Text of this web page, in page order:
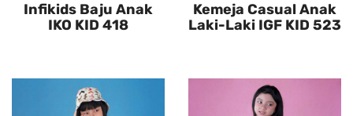
Infikids Baju Anak
IKO KID 418
Kemeja Casual Anak
Laki-Laki IGF KID 523